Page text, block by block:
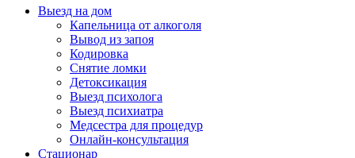
Выезд на дом
Капельница от алкоголя
Вывод из запоя
Кодировка
Снятие ломки
Детоксикация
Выезд психолога
Выезд психиатра
Медсестра для процедур
Онлайн-консультация
Стационар